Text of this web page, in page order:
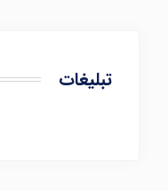
تبلیغات